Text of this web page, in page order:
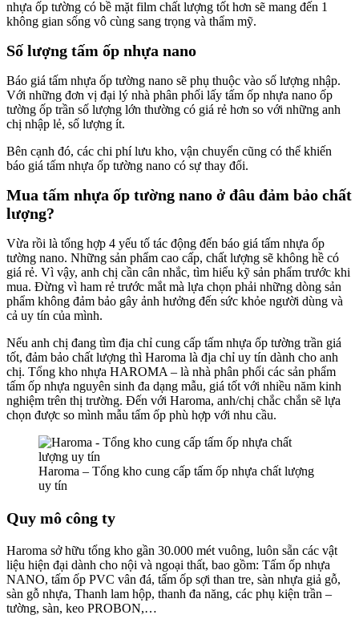
nhựa ốp tường có bề mặt film chất lượng tốt hơn sẽ mang đến 1
không gian sống vô cùng sang trọng và thẩm mỹ.
Số lượng tấm ốp nhựa nano
Báo giá tấm nhựa ốp tường nano sẽ phụ thuộc vào số lượng nhập.
Với những đơn vị đại lý nhà phân phối lấy tấm ốp nhựa nano ốp
tường ốp trần số lượng lớn thường có giá rẻ hơn so với những anh
chị nhập lẻ, số lượng ít.
Bên cạnh đó, các chi phí lưu kho, vận chuyển cũng có thể khiến
báo giá tấm nhựa ốp tường nano có sự thay đổi.
Mua tấm nhựa ốp tường nano ở đâu đảm bảo chất
lượng?
Vừa rồi là tổng hợp 4 yếu tố tác động đến báo giá tấm nhựa ốp
tường nano. Những sản phẩm cao cấp, chất lượng sẽ không hề có
giá rẻ. Vì vậy, anh chị cần cân nhắc, tìm hiểu kỹ sản phẩm trước khi
mua. Đừng vì ham rẻ trước mắt mà lựa chọn phải những dòng sản
phẩm không đảm bảo gây ảnh hưởng đến sức khỏe người dùng và
cả uy tín của mình.
Nếu anh chị đang tìm địa chỉ cung cấp tấm nhựa ốp tường trần giá
tốt, đảm bảo chất lượng thì Haroma là địa chỉ uy tín dành cho anh
chị. Tổng kho nhựa HAROMA – là nhà phân phối các sản phẩm
tấm ốp nhựa nguyên sinh đa dạng mẫu, giá tốt với nhiều năm kinh
nghiệm trên thị trường. Đến với Haroma, anh/chị chắc chắn sẽ lựa
chọn được so mình mẫu tấm ốp phù hợp với nhu cầu.
Haroma – Tổng kho cung cấp tấm ốp nhựa chất lượng
uy tín
Quy mô công ty
Haroma sở hữu tổng kho gần 30.000 mét vuông, luôn sẵn các vật
liệu hiện đại dành cho nội và ngoại thất, bao gồm: Tấm ốp nhựa
NANO, tấm ốp PVC vân đá, tấm ốp sợi than tre, sàn nhựa giả gỗ,
sàn gỗ nhựa, Thanh lam hộp, thanh đa năng, các phụ kiện trần –
tường, sàn, keo PROBON,…